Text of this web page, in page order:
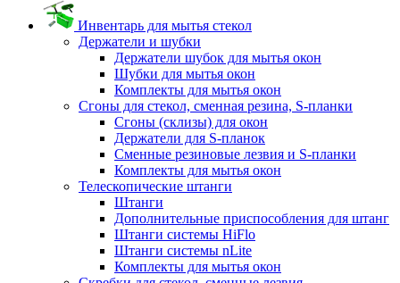
Инвентарь для мытья стекол
Держатели и шубки
Держатели шубок для мытья окон
Шубки для мытья окон
Комплекты для мытья окон
Сгоны для стекол, сменная резина, S-планки
Сгоны (склизы) для окон
Держатели для S-планок
Сменные резиновые лезвия и S-планки
Комплекты для мытья окон
Телескопические штанги
Штанги
Дополнительные приспособления для штанг
Штанги системы HiFlo
Штанги системы nLite
Комплекты для мытья окон